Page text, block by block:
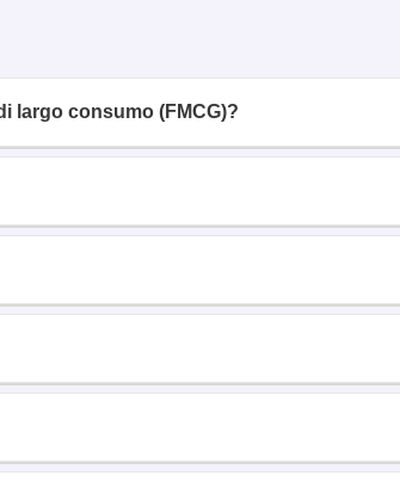
largo consumo (FMCG)?